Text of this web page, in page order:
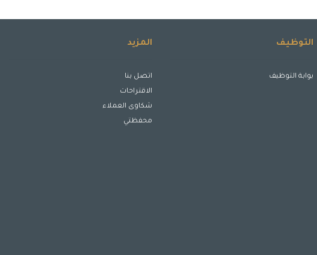
التوظيف
بوابة التوظيف
المزيد
اتصل بنا
الاقتراحات
شكاوى العملاء
محفظتي